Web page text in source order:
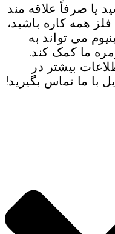
یا صرفاً علاقه مند
همه کاره باشید،
می تواند به
ما کمک کند.
بیشتر در
با ما تماس بگیرید!